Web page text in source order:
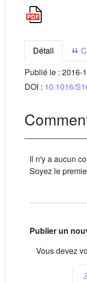
Détail
Publié le : 2016-
DOI : 10.1016/
Il n'y a aucun
Soyez le
Publier un
Vous devez